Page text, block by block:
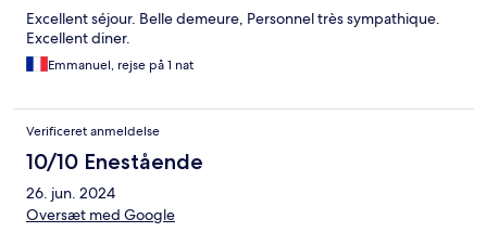
Excellent séjour. Belle demeure, Personnel très sympathique.
Excellent diner.
Emmanuel, rejse på 1 nat
Verificeret anmeldelse
10/10 Enestående
26. jun. 2024
Oversæt med Google